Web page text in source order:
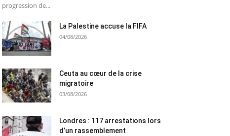
progression de...
La Palestine accuse la FIFA
04/08/2026
Ceuta au cœur de la crise
migratoire
03/08/2026
Londres : 117 arrestations lors
d’un rassemblement